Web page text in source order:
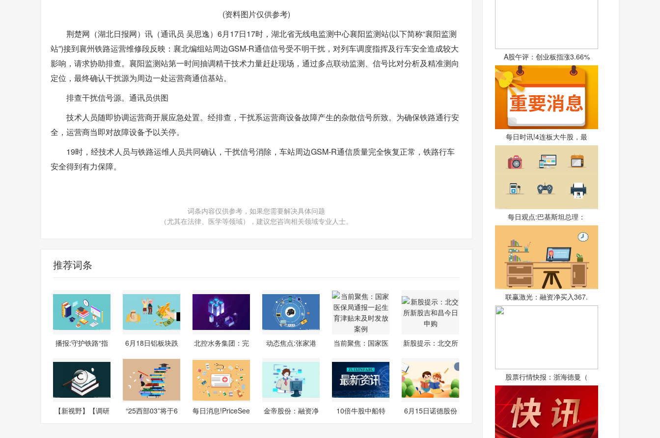
(资料图片仅供参考)
荆楚网（湖北日报网）讯（通讯员 吴思逸）6月17日17时，湖北省无线电监测中心襄阳监测站(以下简称“襄阳监测
站”)接到襄州铁路运营维修段反映：襄北编组站周边GSM-R通信信号受不明干扰，对列车调度指挥及行车安全造成较大
影响，请求协助排查。襄阳监测站第一时间抽调精干技术力量赶赴现场，通过多点联动监测、信号比对分析及精准测向
定位，最终确认干扰源为周边一处运营商通信基站。
排查干扰信号源。通讯员供图
技术人员随即协调运营商开展应急处置。经排查，干扰系运营商设备故障产生的杂散信号所致。为确保铁路通行安
全，运营商当即对故障设备予以关停。
19时，经技术人员与铁路运维人员共同确认，干扰信号消除，车站周边GSM-R通信质量完全恢复正常，铁路行车
安全得到有力保障。
词条内容仅供参考，如果您需要解决具体问题
（尤其在法律、医学等领域），建议您咨询相关领域专业人士。
推荐词条
播报:守护铁路“指
6月18日铝板块跌
北控水务集团：完
动态焦点:张家港
当前聚焦：国家医
新股提示：北交所
【新视野】【调研
“25西部03”将于6
每日消息!PriceSee
金帝股份：融资净
10倍牛股中船特
6月15日诺德股份
A股午评：创业板指涨3.66%
每日时讯!4连板大牛股，最
每日观点:巴基斯坦总理：
联赢激光：融资净买入367.
股票行情快报：浙海德曼（